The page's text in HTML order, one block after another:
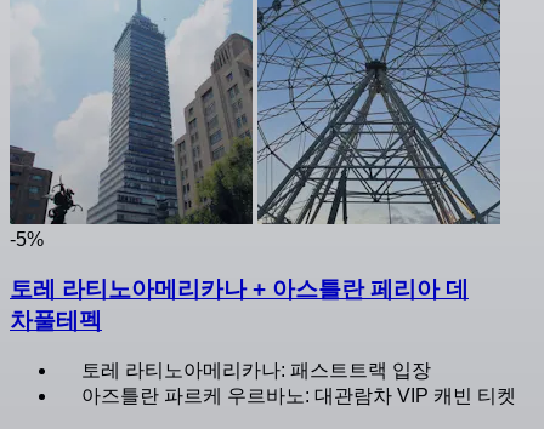
-5%
토레 라티노아메리카나 + 아스틀란 페리아 데
차풀테펙
토레 라티노아메리카나: 패스트트랙 입장
아즈틀란 파르케 우르바노: 대관람차 VIP 캐빈 티켓